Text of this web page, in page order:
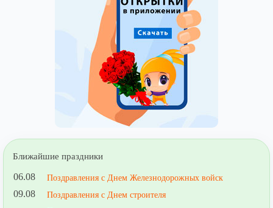
Ближайшие праздники
06.08 Поздравления с Днем Железнодорожных войск
09.08
Поздравления с Днем строителя